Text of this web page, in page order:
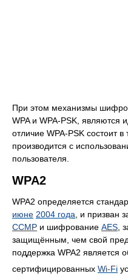
При этом механизмы
WPA и WPA-PSK, являются
отличие WPA-PSK состоит
производится с
пользователя.
WPA2
WPA2 определяется
июне 2004 года , и призван
CCMP и шифрование AES ,
защищённым, чем свой
поддержка WPA2 является
сертифицированных Wi-Fi